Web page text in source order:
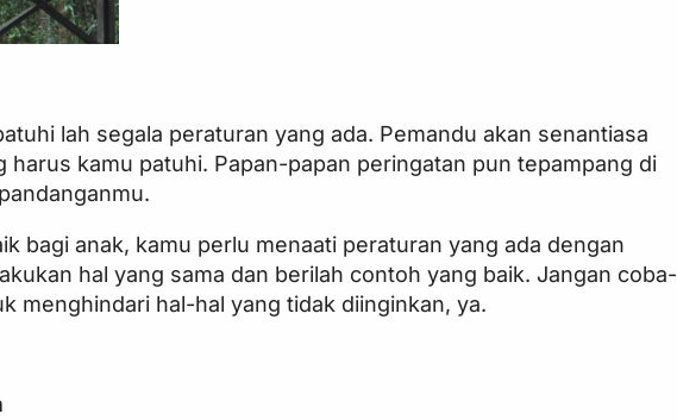
lah segala peraturan yang ada. Pemandu akan senantiasa
kamu patuhi. Papan-papan peringatan pun tepampang di
bagi anak, kamu perlu menaati peraturan yang ada dengan
hal yang sama dan berilah contoh yang baik. Jangan coba-
menghindari hal-hal yang tidak diinginkan, ya.